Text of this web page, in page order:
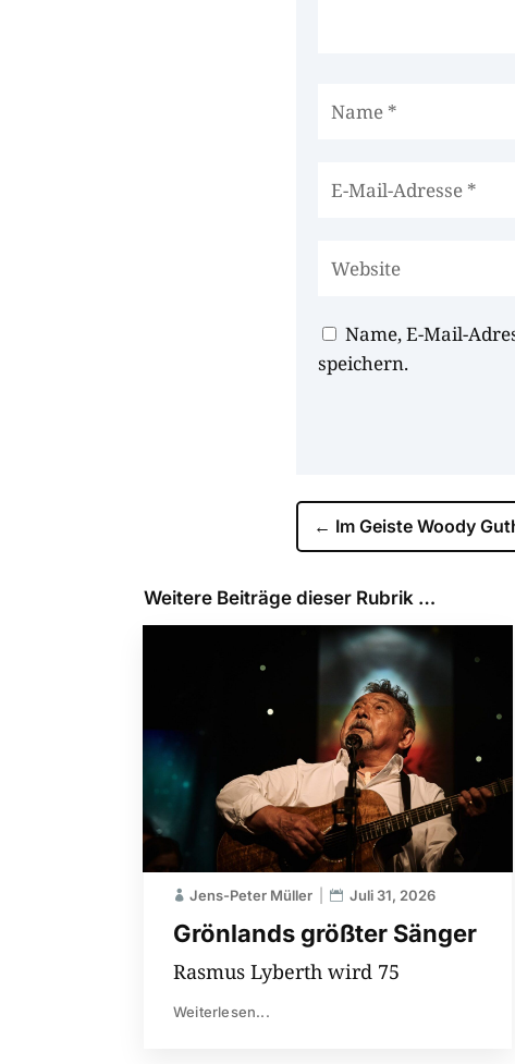
Name, E-Mail-
speichern.
← Im Geiste Woody
Weitere Beiträge dieser Rubrik …
Grönlands größter Sänger
Jens-Peter Müller Juli 31, 2026
Rasmus Lyberth wird 75
Weiterlesen...